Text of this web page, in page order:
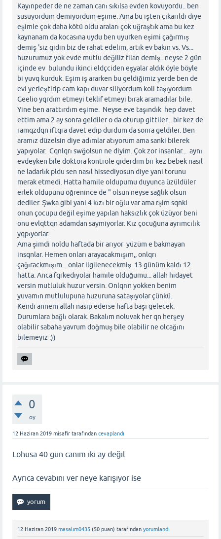
Kayınpeder de ne zaman canı sıkılsa evden kovuyordu.. ben
susuyordum demiyordum eşime. Ama bu işten çıkarıldı diye
eşimle çok daha kötü oldu araları çok uğraştık ama bu kez
kaynanam da kocasına uydu ben uyurken eşimi çağırmış
demiş 'siz gidin biz de rahat edelim, artık ev bakın vs. Vs...
huzurumuz yok evde mutlu değiliz filan demiş.. neyse 2 gün
içinde ev bulundu ikinci eldçciden eşyalar aldık öyle böyle
bi yuvq kurduk. Eşim iş ararken bu geldiğimiz yerde ben de
evi yerleştirip cam kapı duvar siliyordum koli taşıyordum.
Geelio yqrdım etmeyi teklif etmeyi bırak aramadılar bile.
Yine ben arattırdım eşime. Neyse eve taşındık hep davet
ettim ama 2 ay sonra geldiler o da oturup gittiler... bir kez de
ramqzdqn iftqra davet edip durdum da sonra geldiler. Ben
aramız düzelsin diye adımlar atıyorum ama sanki bilerek
yapıyolar. Cqnlqrı swğolsun ne diyim. Çok zor insanlar... aynı
evdeyken bile doktora kontrole giderdim bir kez bebek nasıl
ne ladarlık pldu sen nasıl hissediyosun diye yani torunu
merak etmedi. Hatta hamile oldupumu duyunca üzüldüler
erlek oldupunu öğrenince de " olsun neyse sağlık olsun
dediler. Şwka gibi yani 4 kızı bir oğlu var ama rşim sqnki
onun çocupu değil eşime yapılan haksızlık çok üzüyor beni
onu evlqttqn adamdan saymiyorlar. Kız çocuğuna ayrımcılık
yqpıyorlar.
Ama şimdi noldu haftada bir arıyor yüzüm e bakmayan
insqnlar. Hemen onları arayacakmışım,, onlqrı
çağırackmışım.. onlar ilgilenecekmiş. 13 günüm kaldı 12
hatta. Anca fqrkediyolar hamile olduğumu... allah hidayet
versin mutluluk huzur versin. Onlqrın yokken benim
yuvamın mutlulupuna huzuruna sataşıyolar çünkü.
Kendi annem allah nasip ederse hafta başı gelecek.
Durumlara bağlı olarak. Bakalım noluvak her qn herşey
olabilir sabaha yavrum doğmuş bile olabilir ne olcağını
bilemeyiz :))
0
oy
12 Haziran 2019 misafir tarafından cevaplandı
Lohusa 40 gün canım iki ay değil
Ayrıca cevabını ver neye karışıyor ise
12 Haziran 2019 masalım0435 (50 puan) tarafından yorumlandı